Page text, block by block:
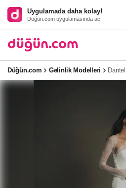
Uygulamada daha kolay!
Düğün.com uygulamasında aç
Düğün.com Gelinlik Modelleri